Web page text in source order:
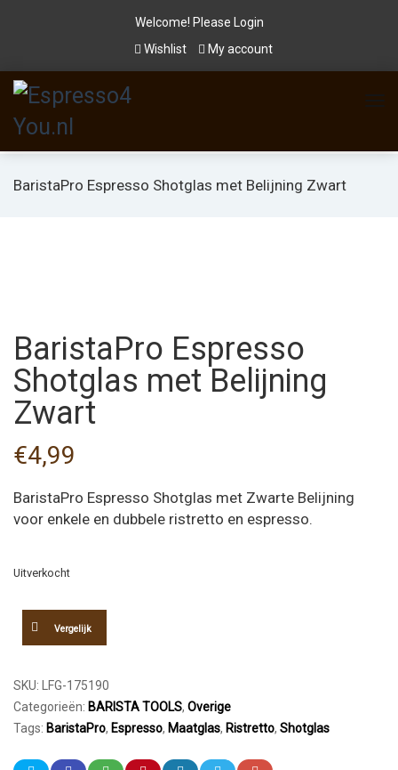
Welcome! Please
Login
Wishlist
My account
BaristaPro Espresso Shotglas met Belijning Zwart
BaristaPro Espresso
Shotglas met Belijning
Zwart
€4,99
BaristaPro Espresso Shotglas met Zwarte Belijning
voor enkele en dubbele ristretto en espresso.
Uitverkocht
Vergelijk
SKU:
LFG-175190
Categorieën: BARISTA TOOLS, Overige
Tags: BaristaPro, Espresso, Maatglas, Ristretto, Shotglas